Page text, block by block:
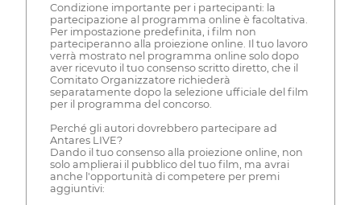
Condizione importante per i partecipanti: la
partecipazione al programma online è facoltativa.
Per impostazione predefinita, i film non
parteciperanno alla proiezione online. Il tuo lavoro
verrà mostrato nel programma online solo dopo
aver ricevuto il tuo consenso scritto diretto, che il
Comitato Organizzatore richiederà
separatamente dopo la selezione ufficiale del film
per il programma del concorso.
Perché gli autori dovrebbero partecipare ad
Antares LIVE?
Dando il tuo consenso alla proiezione online, non
solo amplierai il pubblico del tuo film, ma avrai
anche l'opportunità di competere per premi
aggiuntivi: